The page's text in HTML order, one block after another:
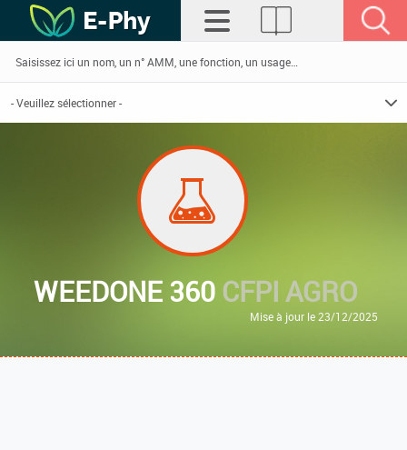
WEEDONE 360CFPI AGRO
Mise à jour le 23/12/2025